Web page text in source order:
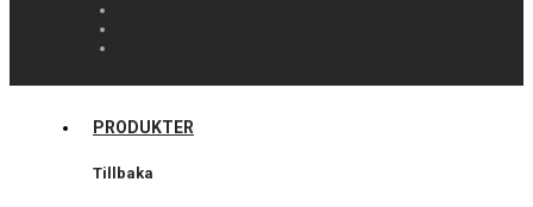
PRODUKTER
Tillbaka